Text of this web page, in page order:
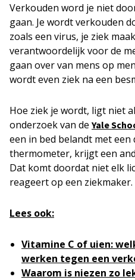
Verkouden word je niet
gaan. Je wordt verkouden
zoals een virus, je ziek
verantwoordelijk voor de
gaan over van mens op
wordt even ziek na een
Hoe ziek je wordt, ligt niet
onderzoek van de Yale
een in bed belandt met een
thermometer, krijgt een
Dat komt doordat niet elk
reageert op een ziekmaker.
Lees ook:
Vitamine C of uien:
werken tegen een
Waarom is niezen zo